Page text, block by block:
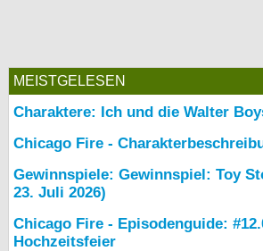
MEISTGELESEN
Charaktere: Ich und die Walter
Chicago Fire -
Gewinnspiele: Gewinnspiel: Toy
23. Juli 2026)
Chicago Fire - Episodenguide:
Hochzeitsfeier